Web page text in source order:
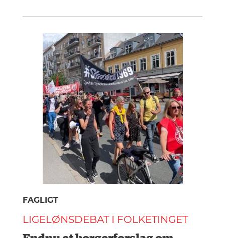
FAGLIGT
LIGELØNSDEBAT I FOLKETINGET